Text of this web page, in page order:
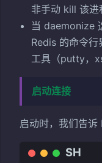
非手动 kill 该进
当 daemonize
Redis 的命令
工具（putty，
启动连接
启动时，我们告诉